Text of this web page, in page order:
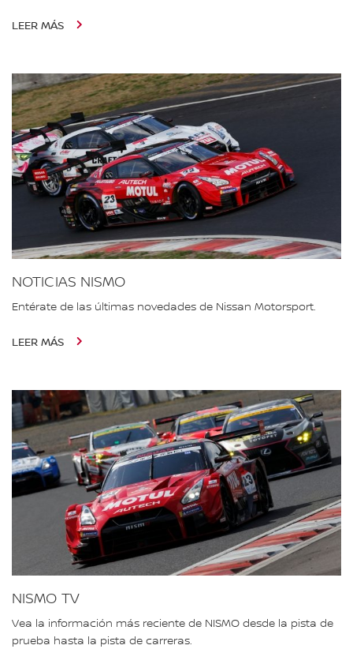
LEER MÁS
NOTICIAS NISMO
Entérate de las últimas novedades de Nissan Motorsport.
LEER MÁS
NISMO TV
Vea la información más reciente de NISMO desde la pista de
prueba hasta la pista de carreras.